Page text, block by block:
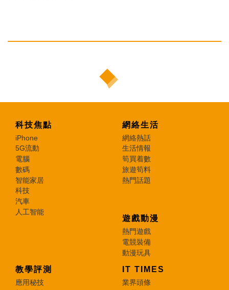
科技焦點
iPhone
5G流動
電腦
數碼
智能家居
科技
汽車
人工智能
網絡生活
網絡熱話
生活情報
筍買着數
旅遊筍料
熱門話題
遊戲動漫
熱門遊戲
電競裝備
動漫玩具
教學評測
應用秘技
IT TIMES
業界頭條